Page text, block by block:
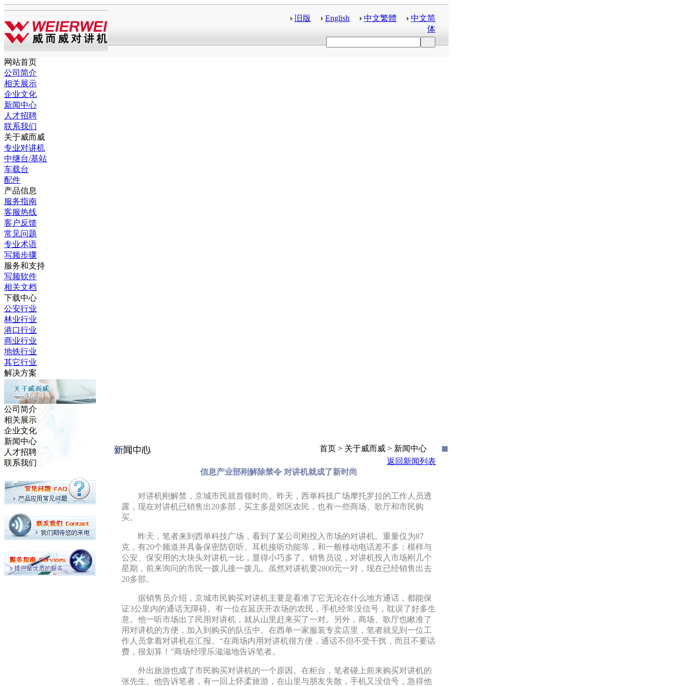
旧版 English 中文繁體
中文简
体
网站首页
公司简介
相关展示
企业文化
新闻中心
人才招聘
联系我们
关于威而威
专业对讲机
中继台/基站
车载台
配件
产品信息
服务指南
客服热线
客户反馈
常见问题
专业术语
写频步骤
服务和支持
写频软件
相关文档
下载中心
公安行业
林业行业
港口行业
商业行业
地铁行业
其它行业
解决方案
公司简介
相关展示
企业文化
新闻中心
人才招聘
联系我们
首页 > 关于威而威 > 新闻中心
返回新闻列表
信息产业部刚解除禁令 对讲机就成了新时尚
对讲机刚解禁，京城市民就首领时尚。昨天，西单科技广场摩托罗拉的工作人员透
露，现在对讲机已销售出20多部，买主多是郊区农民，也有一些商场、歌厅和市民购
买。
昨天，笔者来到西单科技广场，看到了某公司刚投入市场的对讲机。重量仅为87
克，有20个频道并具备保密防窃听、耳机接听功能等，和一般移动电话差不多；模样与
公安、保安用的大块头对讲机一比，显得小巧多了。销售员说，对讲机投入市场刚几个
星期，前来询问的市民一拨儿接一拨儿。虽然对讲机要2800元一对，现在已经销售出去
20多部。
据销售员介绍，京城市民购买对讲机主要是看准了它无论在什么地方通话，都能保
证3公里内的通话无障碍。有一位在延庆开农场的农民，手机经常没信号，耽误了好多生
意。他一听市场出了民用对讲机，就从山里赶来买了一对。另外，商场、歌厅也瞅准了
用对讲机的方便，加入到购买的队伍中。在西单一家服装专卖店里，笔者就见到一位工
作人员拿着对讲机在汇报。“在商场内用对讲机很方便，通话不但不受干扰，而且不要话
费，很划算！”商场经理乐滋滋地告诉笔者。
外出旅游也成了市民购买对讲机的一个原因。在柜台，笔者碰上前来购买对讲机的
张先生。他告诉笔者，有一回上怀柔旅游，在山里与朋友失散，手机又没信号，急得他